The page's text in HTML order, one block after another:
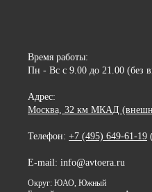
Время работы:
Пн - Вс с 9.00 до 21.00 (без
Адрес:
Москва, 32 км МКАД
Телефон: +7 (495) 649-61-19
E-mail: info@avtoera.ru
Округ: ЮАО, Южный